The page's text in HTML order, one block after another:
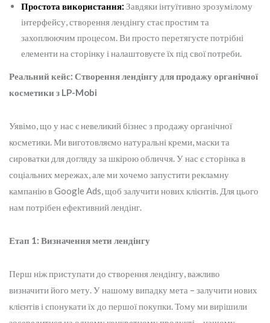
Простота використання: Завдяки інтуїтивно зрозумілому
інтерфейсу, створення лендінгу стає простим та
захоплюючим процесом. Ви просто перетягуєте потрібні
елементи на сторінку і налаштовуєте їх під свої потреби.
Реальний кейс: Створення лендінгу для продажу органічної
косметики з LP-Mobi
Уявімо, що у нас є невеликий бізнес з продажу органічної
косметики. Ми виготовляємо натуральні креми, маски та
сироватки для догляду за шкірою обличчя. У нас є сторінка в
соціальних мережах, але ми хочемо запустити рекламну
кампанію в Google Ads, щоб залучити нових клієнтів. Для цього
нам потрібен ефективний лендінг.
Етап 1: Визначення мети лендінгу
Перш ніж приступати до створення лендінгу, важливо
визначити його мету. У нашому випадку мета – залучити нових
клієнтів і спонукати їх до першої покупки. Тому ми вирішили